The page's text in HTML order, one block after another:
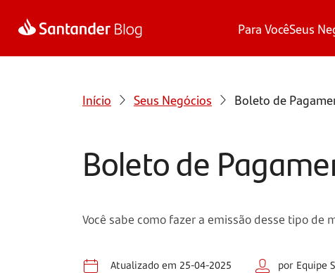
Para VocêSeus
Início Seus Negócios Boleto de
Boleto de
Você sabe como fazer a emissão desse tipo
Atualizado em 25-04-2025 por Equipe